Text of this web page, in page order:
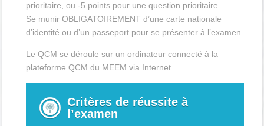
prioritaire, ou -5 points pour une question prioritaire.
Se munir OBLIGATOIREMENT d’une carte nationale
d’identité ou d’un passeport pour se présenter à l’examen.
Le QCM se déroule sur un ordinateur connecté à la
plateforme QCM du MEEM via Internet.
Critères de réussite à
l’examen